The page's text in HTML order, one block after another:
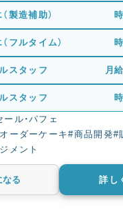
製造補助）
フルタイム）
スタッフ 月
スタッフ
ル・パフェ
ーダーケーキ#商品開発#
メント
なる 詳し